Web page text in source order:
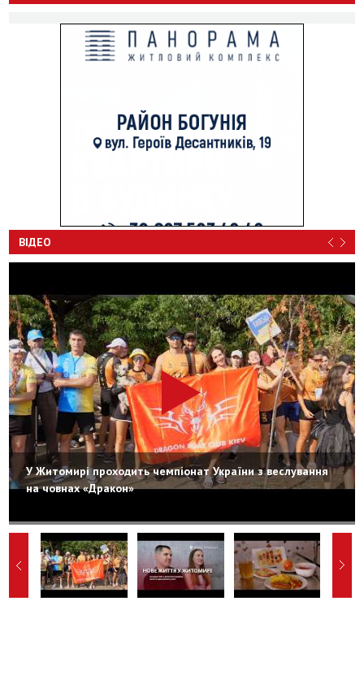
ВІДЕО
У Житомирі проходить чемпіонат України з веслування
на човнах «Дракон»